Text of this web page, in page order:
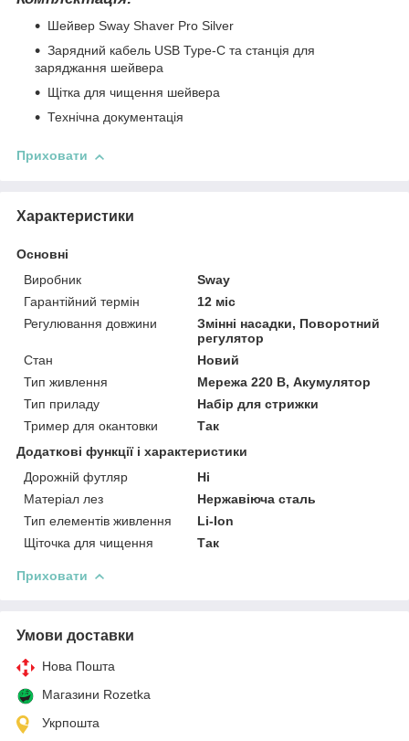
Шейвер Sway Shaver Pro Silver
Зарядний кабель USB Type-C та станція для
заряджання шейвера
Щітка для чищення шейвера
Технічна документація
Приховати
Характеристики
Основні
Виробник
Sway
Гарантійний термін
12 міс
Регулювання довжини
Змінні насадки, Поворотний
регулятор
Стан
Новий
Тип живлення
Мережа 220 В, Акумулятор
Тип приладу
Набір для стрижки
Тример для окантовки
Так
Додаткові функції і характеристики
Дорожній футляр
Ні
Матеріал лез
Нержавіюча сталь
Тип елементів живлення
Li-Ion
Щіточка для чищення
Так
Приховати
Умови доставки
Нова Пошта
Магазини Rozetka
Укрпошта